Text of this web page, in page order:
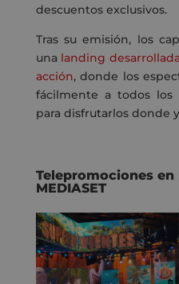
descuentos exclusivos.
Tras su emisión, los
una landing
acción, donde los
fácilmente a todos los
para disfrutarlos donde
Telepromociones
MEDIASET